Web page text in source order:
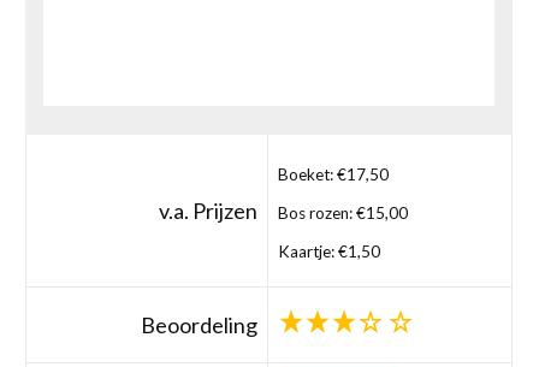
v.a. Prijzen
Boeket: €17,50
Bos rozen: €15,00
Kaartje: €1,50
Beoordeling